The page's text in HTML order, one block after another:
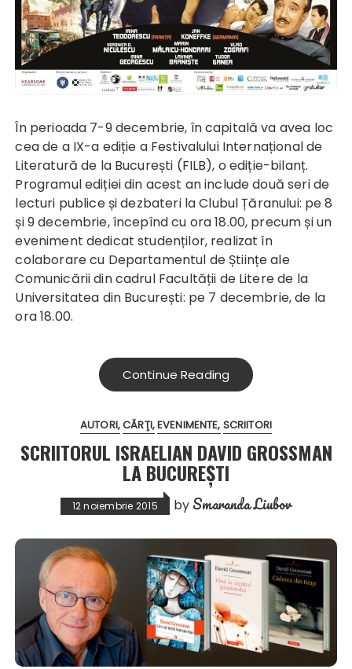
În perioada 7-9 decembrie, în capitală va avea loc
cea de a IX-a ediție a Festivalului Internațional de
Literatură de la București (FILB), o ediție-bilanț.
Programul ediției din acest an include două seri de
lecturi publice și dezbateri la Clubul Țăranului: pe 8
și 9 decembrie, începînd cu ora 18.00, precum și un
eveniment dedicat studenților, realizat în
colaborare cu Departamentul de Științe ale
Comunicării din cadrul Facultății de Litere de la
Universitatea din București: pe 7 decembrie, de la
ora 18.00.
Continue Reading
AUTORI CĂRŢI EVENIMENTE SCRIITORI
SCRIITORUL ISRAELIAN DAVID GROSSMAN
LA BUCUREȘTI
12 noiembrie 2015 by Smaranda Liubov